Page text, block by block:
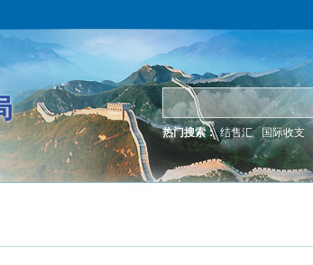
热门搜索： 结售汇 国际收支